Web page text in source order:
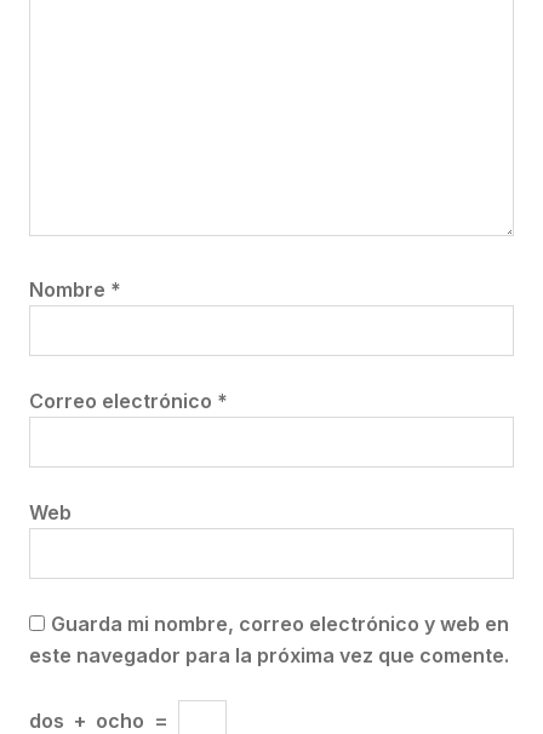
Nombre *
Correo electrónico *
Web
Guarda mi nombre, correo electrónico y web en
este navegador para la próxima vez que comente.
dos + ocho =